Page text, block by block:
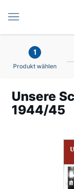
1
Produkt wählen
Unsere
1944/45